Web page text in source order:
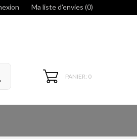
Ma liste d'envies (0)
PANIER: 0